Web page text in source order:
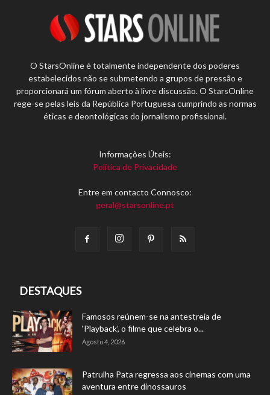
O StarsOnline é totalmente independente dos poderes
estabelecidos não se submetendo a grupos de pressão e
proporcionará um fórum aberto à livre discussão. O StarsOnline
rege-se pelas leis da República Portuguesa cumprindo as normas
éticas e deontológicas do jornalismo profissional.
Informações Úteis:
Política de Privacidade
Entre em contacto Connosco:
geral@starsonline.pt
DESTAQUES
Famosos reúnem-se na antestreia de
‘Playback’, o filme que celebra o...
Agosto 4, 2026
Patrulha Pata regressa aos cinemas com uma
aventura entre dinossauros